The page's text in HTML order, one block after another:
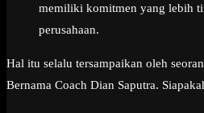
memiliki komitmen yang lebih
perusahaan.
Hal itu selalu tersampaikan oleh
Bernama Coach Dian Saputra.